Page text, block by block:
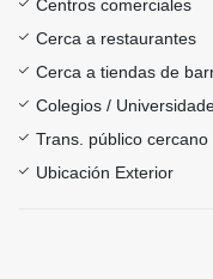
Centros comerciales
Cerca a restaurantes
Cerca a tiendas de
Colegios /
Trans. público cercano
Ubicación Exterior